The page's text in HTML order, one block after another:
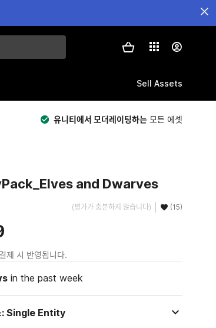
Sell Assets
유니티에서 모더레이팅하는 모든 에셋
and Dwarves
(평가가 충분하지 않습니다) (15)
제 시 반영됩니다.
in the past week
: Single Entity